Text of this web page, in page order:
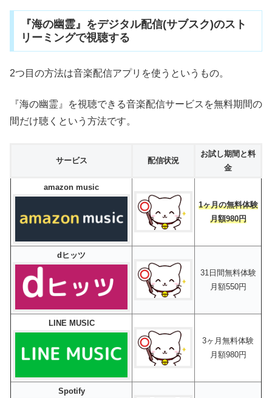
『海の幽霊』をデジタル配信(サブスク)のスト
リーミングで視聴する
2つ目の方法は音楽配信アプリを使うというもの。
『海の幽霊』を視聴できる音楽配信サービスを無料期間の
間だけ聴くという方法です。
サービス 配信状況
お試し期間と料
金
amazon music
1ヶ月の無料体験
月額980円
dヒッツ
31日間無料体験
月額550円
LINE MUSIC
3ヶ月無料体験
月額980円
Spotify